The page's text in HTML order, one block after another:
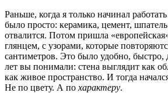
Раньше, когда я только начинал
было просто: керамика, цемент,
отвалится. Потом пришла
глянцем, с узорами, которые
сантиметров. Это было удобно, быстро,
лет вы понимали: стена выглядит как
как живое пространство. И тогда
Не по цвету. А по характеру.